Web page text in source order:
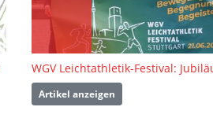
Artikel anzeigen